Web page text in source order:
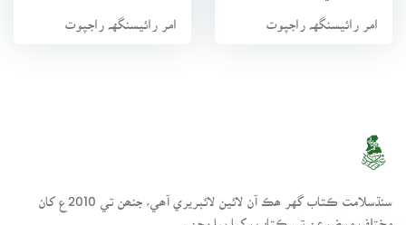
امر رائيسنگهہ راجپوت امر رائيسنگهہ راجپوت
سنڌسلامت ڪتاب گهر ھڪ آن لائين لائبريري آھي، جنھن تي 2010ع کان
مختلف موضوعن تي ڪتاب رکيا پيا وڃن.